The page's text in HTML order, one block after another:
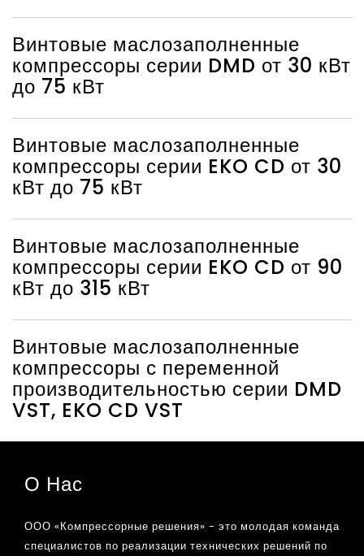
Винтовые маслозаполненные
компрессоры серии DMD от 30 кВт
до 75 кВт
Винтовые маслозаполненные
компрессоры серии EKO CD от 30
кВт до 75 кВт
Винтовые маслозаполненные
компрессоры серии EKO CD от 90
кВт до 315 кВт
Винтовые маслозаполненные
компрессоры с переменной
производительностью серии DMD
VST, EKO CD VST
О Нас
ООО «Компрессорные решения» - это молодая команда
специалистов по реализации технических решений по